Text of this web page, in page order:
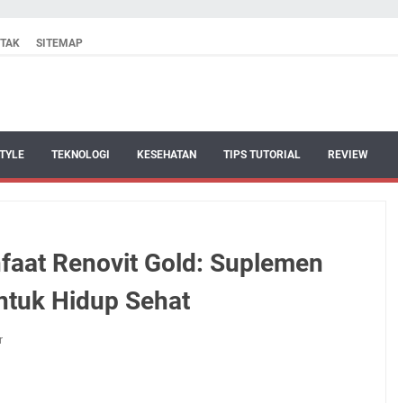
SITEMAP
TEKNOLOGI KESEHATAN TIPS TUTORIAL REVIEW
Renovit Gold: Suplemen
Hidup Sehat